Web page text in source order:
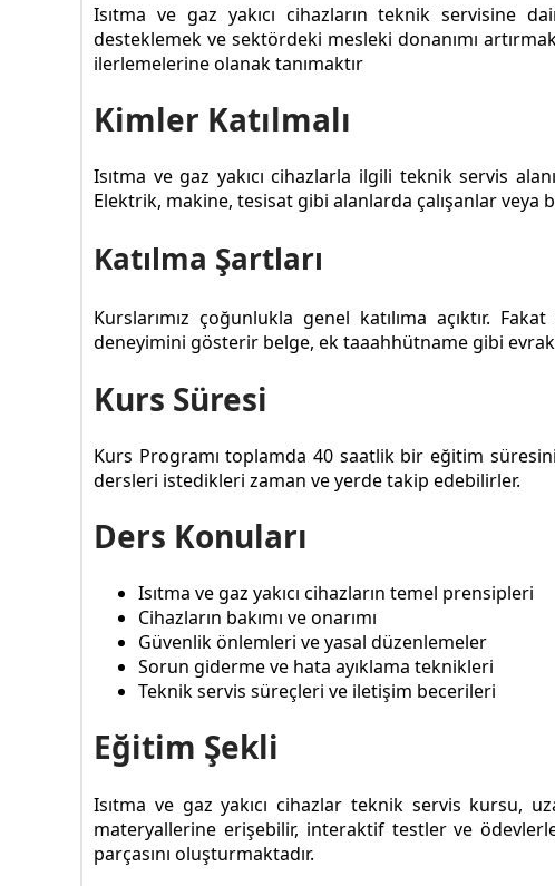
Isıtma ve gaz yakıcı cihazların teknik servisine
desteklemek ve sektördeki mesleki donanımı
ilerlemelerine olanak tanımaktır
Kimler Katılmalı
Isıtma ve gaz yakıcı cihazlarla ilgili teknik servis
Elektrik, makine, tesisat gibi alanlarda çalışanlar
Katılma Şartları
Kurslarımız çoğunlukla genel katılıma açıktır.
deneyimini gösterir belge, ek taaahhütname gibi
Kurs Süresi
Kurs Programı toplamda 40 saatlik bir eğitim
dersleri istedikleri zaman ve yerde takip edebilirler.
Ders Konuları
Isıtma ve gaz yakıcı cihazların temel prensipleri
Cihazların bakımı ve onarımı
Güvenlik önlemleri ve yasal düzenlemeler
Sorun giderme ve hata ayıklama teknikleri
Teknik servis süreçleri ve iletişim becerileri
Eğitim Şekli
Isıtma ve gaz yakıcı cihazlar teknik servis kursu,
materyallerine erişebilir, interaktif testler ve
parçasını oluşturmaktadır.